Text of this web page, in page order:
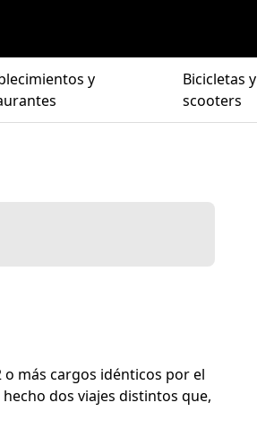
y
Bicicletas y
scooters
más cargos idénticos por el
dos viajes distintos que,